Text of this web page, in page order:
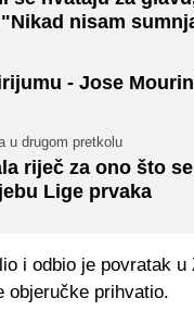
nisam
- Jose
u drugom pretkolu
riječ za ono što
Lige prvaka
i odbio je povratak
objeručke prihvatio.